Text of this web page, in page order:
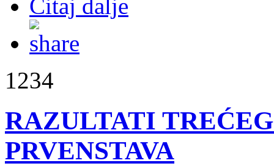
Čitaj dalje
1234
RAZULTATI
PRVENSTAVA